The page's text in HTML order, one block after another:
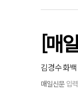
[매
김경수 화백
매일신문 입